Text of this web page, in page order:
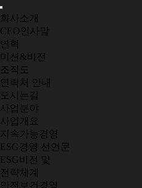
회사소개
CEO인사말
연혁
미션&비전
조직도
연락처 안내
오시는길
사업분야
사업개요
지속가능경영
ESG경영 선언문
ESG비전 및
전략체계
안전보건경영